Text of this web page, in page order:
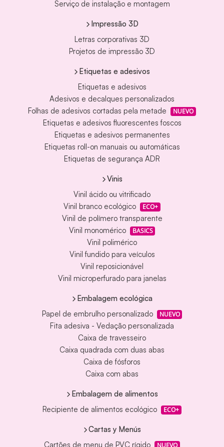
Serviço de instalação e montagem
Impressão 3D
Letras corporativas 3D
Projetos de impressão 3D
Etiquetas e adesivos
Etiquetas e adesivos
Adesivos e decalques personalizados
Folhas de adesivos cortadas pela metade
NUEVO
Etiquetas e adesivos fluorescentes foscos
Etiquetas e adesivos permanentes
Etiquetas roll-on manuais ou automáticas
Etiquetas de segurança ADR
Vinis
Vinil ácido ou vitrificado
Vinil branco ecológico
ECO+
Vinil de polímero transparente
Vinil monomérico
BASICS
Vinil polimérico
Vinil fundido para veículos
Vinil reposicionável
Vinil microperfurado para janelas
Embalagem ecológica
Papel de embrulho personalizado
NUEVO
Fita adesiva - Vedação personalizada
Caixa de travesseiro
Caixa quadrada com duas abas
Caixa de fósforos
Caixa com abas
Embalagem de alimentos
Recipiente de alimentos ecológico
ECO+
Cartas y Menús
Cartões de menu de PVC rígido
NUEVO